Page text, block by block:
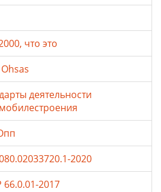
что это
деятельности
2020
2017